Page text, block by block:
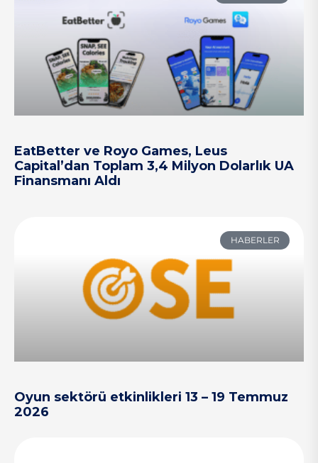
EatBetter ve Royo Games, Leus
Capital’dan Toplam 3,4 Milyon Dolarlık UA
Finansmanı Aldı
HABERLER
Oyun sektörü etkinlikleri 13 – 19 Temmuz
2026